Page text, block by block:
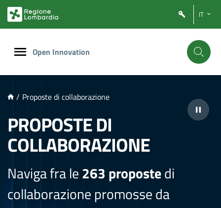
PRINCIPALE
IT
Open Innovation
/ Proposte di collaborazione
PROPOSTE DI
COLLABORAZIONE
Naviga fra le263 propostedi
collaborazione promosse da